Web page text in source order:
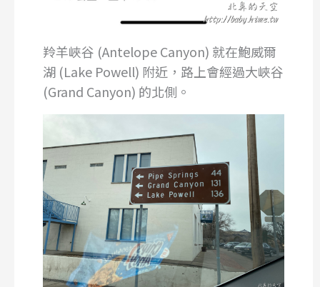
羚羊峽谷 (Antelope Canyon) 就在鮑威爾
湖 (Lake Powell) 附近，路上會經過大峽谷
(Grand Canyon) 的北側。